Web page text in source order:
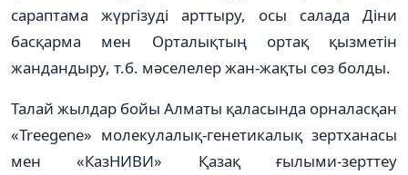
сараптама жүргізуді арттыру, осы салада Діни
басқарма мен Орталықтың ортақ қызметін
жандандыру, т.б. мәселелер жан-жақты сөз болды.
Талай жылдар бойы Алматы қаласында орналасқан
«Treegene» молекулалық-генетикалық зертханасы
мен «КазНИВИ» Қазақ ғылыми-зерттеу